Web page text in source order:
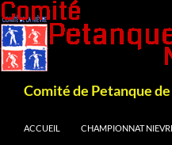
Comité de Petanque
ACCUEIL
CHAMPIONNAT